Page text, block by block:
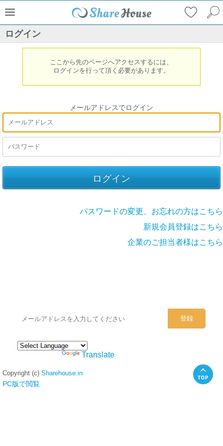
ログイン
ここから先のページへアクセスするには、
ログインを行って頂く必要があります。
メールアドレスでログイン
パスワードの変更、お忘れの方はこちら
新規会員登録はこちら
企業のご担当者様はこちら
Translate
Copyright (c) Sharehouse.in
PC版で閲覧